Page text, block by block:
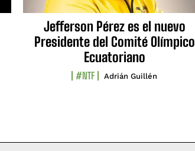
Jefferson Pérez es el nuevo
Presidente del Comité Olímpico
Ecuatoriano
#NTF Adrián Guillén